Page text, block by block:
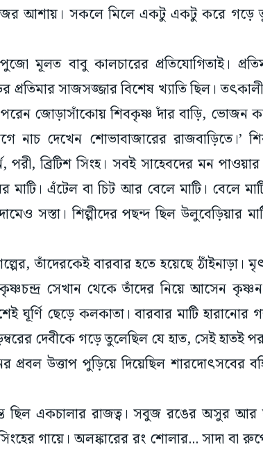
মূলত বাবু কালচারের প্রতিযোগিতাই।
প্রতিমার সাজসজ্জার বিশেষ খ্যাতি ছিল।
জোড়াসাঁকোয় শিবকৃষ্ণ দাঁর বাড়ি,
নাচ দেখেন শোভাবাজারের রাজবাড়িতে।’
পরী, ব্রিটিশ সিংহ। সবই সাহেবদের মন
এঁটেল বা চিট আর বেলে মাটি। বেলে
সস্তা। শিল্পীদের পছন্দ ছিল উলুবেড়িয়ার
তাঁদেরকেই বারবার হতে হয়েছে ঠাঁইনাড়া।
কৃষ্ণচন্দ্র সেখান থেকে তাঁদের নিয়ে আসেন
ঘূর্ণি ছেড়ে কলকাতা। বারবার মাটি হারানোর
দেবীকে গড়ে তুলেছিল যে হাত, সেই হাতই
প্রবল উত্তাপ পুড়িয়ে দিয়েছিল শারদোৎসবের
ছিল একচালার রাজত্ব। সবুজ রঙের অসুর আর
গায়ে। অলঙ্কারের রং শোলার... সাদা বা
কুমোরটুলিরই এক প্রবাদপ্রতিম শিল্পী.. গোপেশ্বর